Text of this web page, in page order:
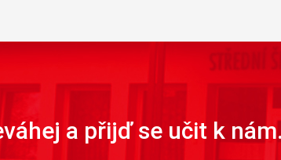
a přijď se učit k nám.